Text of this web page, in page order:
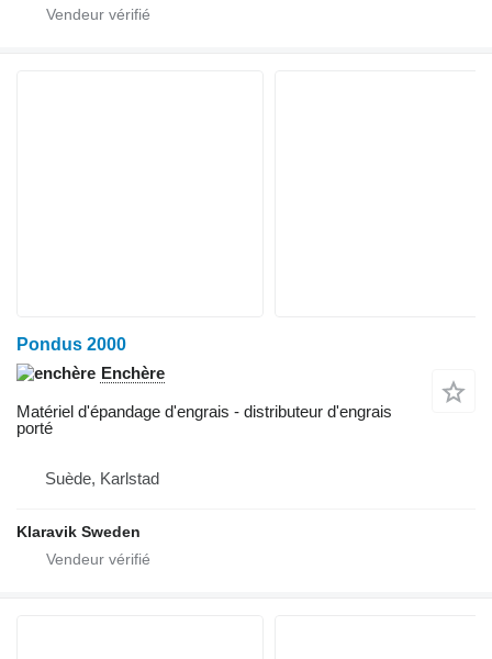
Pondus 2000
Enchère
Matériel d'épandage d'engrais - distributeur d'engrais
porté
Suède, Karlstad
Klaravik Sweden